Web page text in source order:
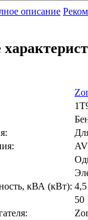
описание
кВА (кВт): 4,5
50